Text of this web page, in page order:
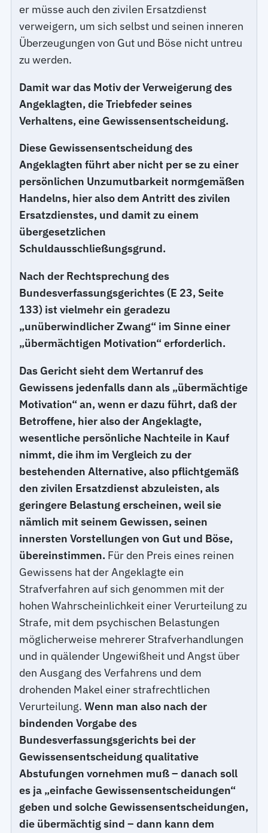
er müsse auch den zivilen Ersatzdienst
verweigern, um sich selbst und seinen inneren
Überzeugungen von Gut und Böse nicht untreu
zu werden.
Damit war das Motiv der Verweigerung des
Angeklagten, die Triebfeder seines
Verhaltens, eine Gewissensentscheidung.
Diese Gewissensentscheidung des
Angeklagten führt aber nicht per se zu einer
persönlichen Unzumutbarkeit normgemäßen
Handelns, hier also dem Antritt des zivilen
Ersatzdienstes, und damit zu einem
übergesetzlichen
Schuldausschließungsgrund.
Nach der Rechtsprechung des
Bundesverfassungsgerichtes (E 23, Seite
133) ist vielmehr ein geradezu
„unüberwindlicher Zwang“ im Sinne einer
„übermächtigen Motivation“ erforderlich.
Das Gericht sieht dem Wertanruf des
Gewissens jedenfalls dann als „übermächtige
Motivation“ an, wenn er dazu führt, daß der
Betroffene, hier also der Angeklagte,
wesentliche persönliche Nachteile in Kauf
nimmt, die ihm im Vergleich zu der
bestehenden Alternative, also pflichtgemäß
den zivilen Ersatzdienst abzuleisten, als
geringere Belastung erscheinen, weil sie
nämlich mit seinem Gewissen, seinen
innersten Vorstellungen von Gut und Böse,
übereinstimmen. Für den Preis eines reinen
Gewissens hat der Angeklagte ein
Strafverfahren auf sich genommen mit der
hohen Wahrscheinlichkeit einer Verurteilung zu
Strafe, mit dem psychischen Belastungen
möglicherweise mehrerer Strafverhandlungen
und in quälender Ungewißheit und Angst über
den Ausgang des Verfahrens und dem
drohenden Makel einer strafrechtlichen
Verurteilung.Wenn man also nach der
bindenden Vorgabe des
Bundesverfassungsgerichts bei der
Gewissensentscheidung qualitative
Abstufungen vornehmen muß – danach soll
es ja „einfache Gewissensentscheidungen“
geben und solche Gewissensentscheidungen,
die übermächtig sind – dann kann dem